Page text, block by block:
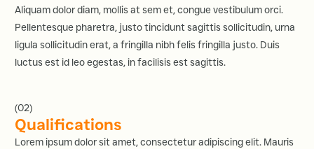
Aliquam dolor diam, mollis at sem et, congue vestibulum orci.
Pellentesque pharetra, justo tincidunt sagittis sollicitudin, urna
ligula sollicitudin erat, a fringilla nibh felis fringilla justo. Duis
luctus est id leo egestas, in facilisis est sagittis.
(02)
Qualifications
Lorem ipsum dolor sit amet, consectetur adipiscing elit. Mauris